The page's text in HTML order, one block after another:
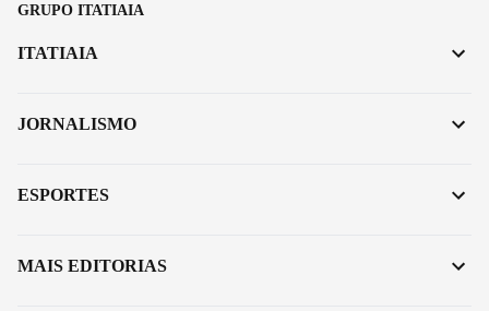
GRUPO ITATIAIA
ITATIAIA
JORNALISMO
ESPORTES
MAIS EDITORIAS